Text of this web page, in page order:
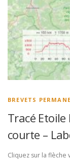
BREVETS
Tracé
courte –
Cliquez sur la flèche